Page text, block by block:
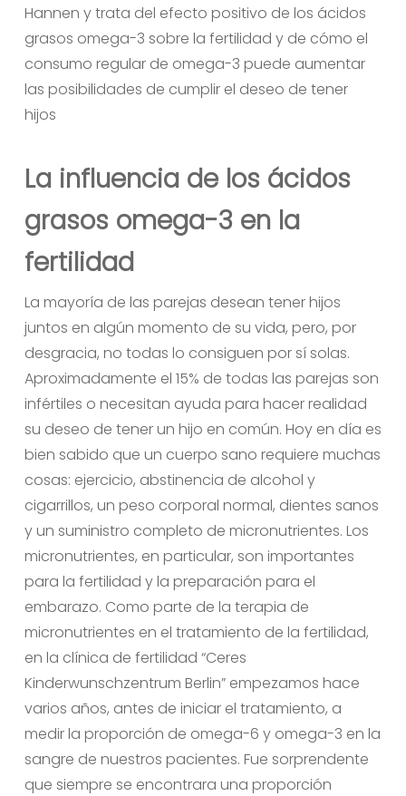
Hannen y trata del efecto positivo de los ácidos
grasos omega-3 sobre la fertilidad y de cómo el
consumo regular de omega-3 puede aumentar
las posibilidades de cumplir el deseo de tener
hijos
La influencia de los ácidos
grasos omega-3 en la
fertilidad
La mayoría de las parejas desean tener hijos
juntos en algún momento de su vida, pero, por
desgracia, no todas lo consiguen por sí solas.
Aproximadamente el 15% de todas las parejas son
infértiles o necesitan ayuda para hacer realidad
su deseo de tener un hijo en común. Hoy en día es
bien sabido que un cuerpo sano requiere muchas
cosas: ejercicio, abstinencia de alcohol y
cigarrillos, un peso corporal normal, dientes sanos
y un suministro completo de micronutrientes. Los
micronutrientes, en particular, son importantes
para la fertilidad y la preparación para el
embarazo. Como parte de la terapia de
micronutrientes en el tratamiento de la fertilidad,
en la clínica de fertilidad “Ceres
Kinderwunschzentrum Berlin” empezamos hace
varios años, antes de iniciar el tratamiento, a
medir la proporción de omega-6 y omega-3 en la
sangre de nuestros pacientes. Fue sorprendente
que siempre se encontrara una proporción